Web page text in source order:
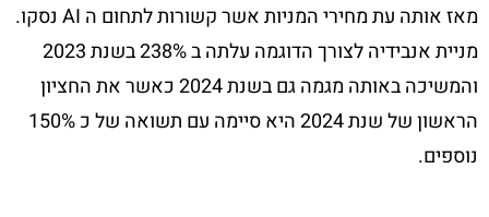
מאז אותה עת מחירי המניות אשר קשורות לתחום ה AI נסקו.
מניית אנבידיה לצורך הדוגמה עלתה ב 238% בשנת 2023
והמשיכה באותה מגמה גם בשנת 2024 כאשר את החציון
הראשון של שנת 2024 היא סיימה עם תשואה של כ 150%
נוספים.